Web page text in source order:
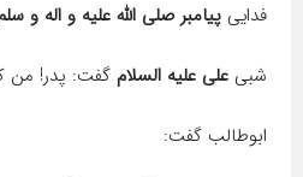
فدایی پیامبر صلی الله علیه و اله و
شبی علی علیه السلام گفت: پدر! من
ابوطالب گفت: